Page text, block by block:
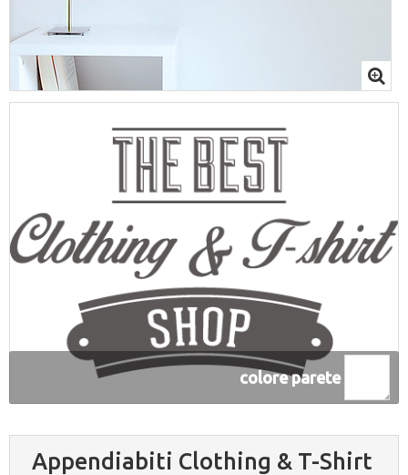
colore parete
Appendiabiti Clothing & T-Shirt